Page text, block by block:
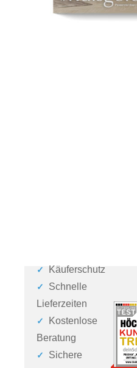
Käuferschutz
Schnelle
Lieferzeiten
Kostenlose
Beratung
Sichere